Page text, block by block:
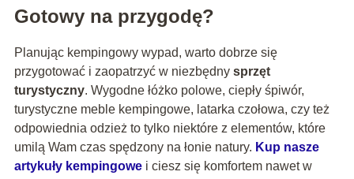
Gotowy na przygodę?
Planując kempingowy wypad, warto dobrze się
przygotować i zaopatrzyć w niezbędny sprzęt
turystyczny. Wygodne łóżko polowe, ciepły śpiwór,
turystyczne meble kempingowe, latarka czołowa, czy też
odpowiednia odzież to tylko niektóre z elementów, które
umilą Wam czas spędzony na łonie natury. Kup nasze
artykuły kempingowei ciesz się komfortem nawet w